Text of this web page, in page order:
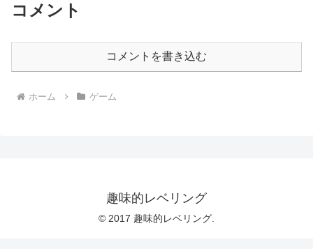
コメント
コメントを書き込む
ホーム ゲーム
趣味的レベリング
© 2017 趣味的レベリング.